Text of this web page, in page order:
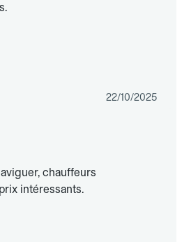
22/10/2025
chauffeurs
intéressants.